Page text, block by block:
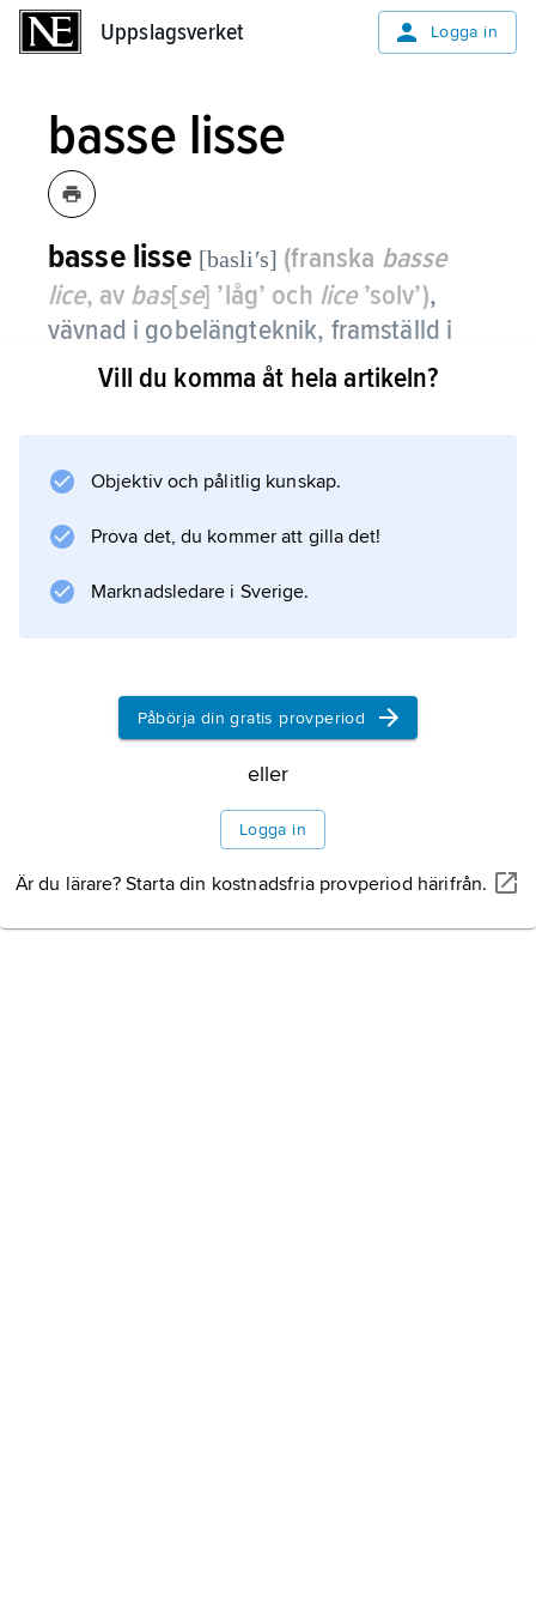
Uppslagsverket Logga in
basse lisse
basse lisse [basliʹs] (franska basse
lice, av bas[se] ’låg’ och lice’solv’),
vävnad i gobelängteknik, framställd i
vävstol med liggande varp.
.
Information om artikeln
Vill du komma åt hela artikeln?
Objektiv och pålitlig kunskap.
Prova det, du kommer att gilla det!
Marknadsledare i Sverige.
Påbörja din gratis provperiod
eller
Logga in
Är du lärare? Starta din kostnadsfria provperiod härifrån.